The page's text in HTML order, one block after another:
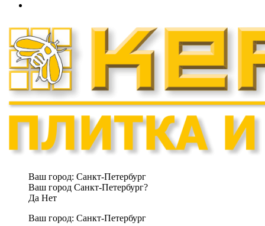
Ваш город: Санкт-Петербург
Ваш город Санкт-Петербург?
Да Нет
Ваш город: Санкт-Петербург